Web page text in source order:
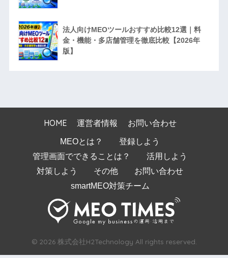
法人向けMEOツールおすすめ比較12選｜料
金・機能・多店舗管理を徹底比較【2026年
版】
HOME 運営者情報 お問い合わせ
MEOとは？
登録しよう
管理画面でできることは？
活用しよう
対策しよう
その他
お問い合わせ
smartMEO対策チーム
© 2026 株式会社H2Technology All rights reserved.